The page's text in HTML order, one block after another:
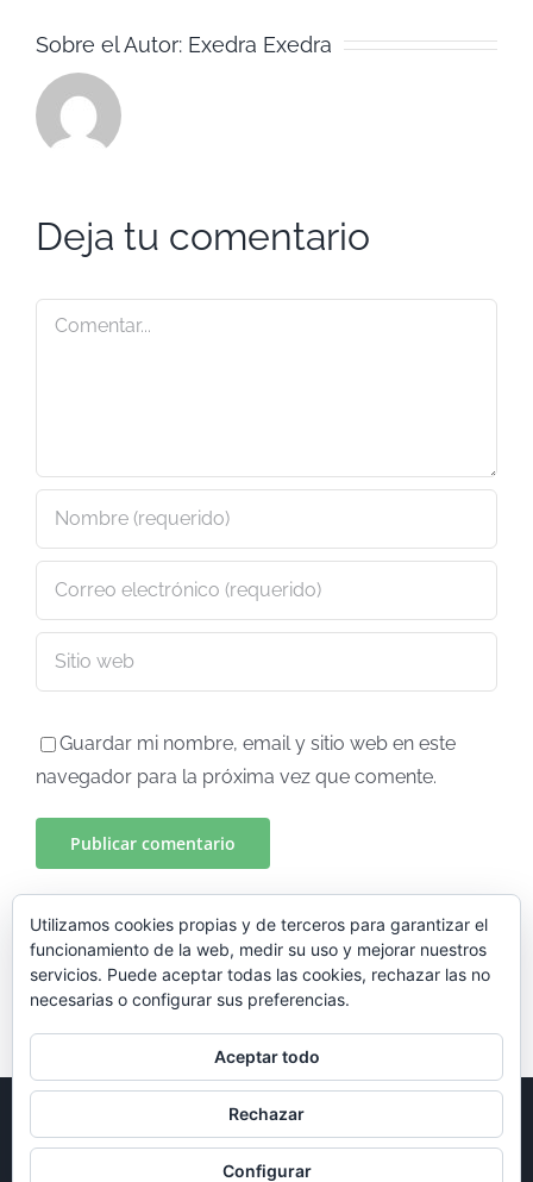
Sobre el Autor: Exedra Exedra
Deja tu comentario
Comentar
Guardar mi nombre, email y sitio web en este
navegador para la próxima vez que comente.
2026 EXEDRA Proyectos | Diseñado por
GuadalDesign|Aviso legal|Política de privacidad|Política de
| Todos los derechos reservados
Utilizamos cookies propias y de terceros para garantizar el
funcionamiento de la web, medir su uso y mejorar nuestros
servicios. Puede aceptar todas las cookies, rechazar las no
necesarias o configurar sus preferencias.
Aceptar todo
Rechazar
Configurar